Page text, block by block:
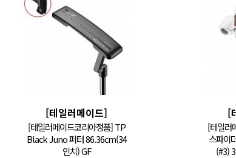
[테일러메이드]
[테일러메이드코리아정품] TP
Black Juno 퍼터 86.36cm(34
인치) GF
[
[테일러
스파이
(#3)